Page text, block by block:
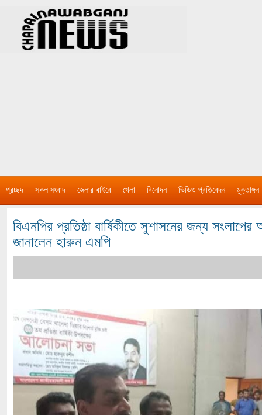
প্রচ্ছদ সকল সংবাদ জেলার বাইরে খেলা বিনোদন ভিডিও প্রতিবেদন মুক্তাঙ্গন
বিএনপির প্রতিষ্ঠা বার্ষিকীতে সুশাসনের জন্য
জানালেন হারুন এমপি